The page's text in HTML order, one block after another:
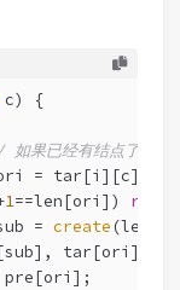
{
果已经有结点了
= tar[i][c];
1==len[ori])
= create
tar[ori],
pre[ori];